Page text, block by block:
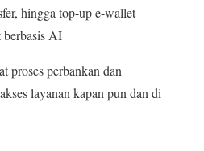
hingga top-up e-wallet
AI
proses perbankan dan
layanan kapan pun dan di